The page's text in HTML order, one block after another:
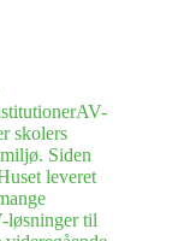
AV-
skolers
Siden
leveret
løsninger til